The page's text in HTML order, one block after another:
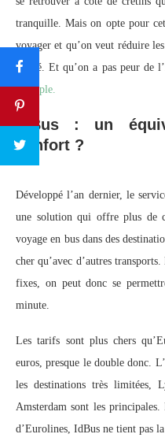
tranquille. Mais on opte pour
voyager et qu’on veut réduire
sureté. Et qu’on a pas peur de
exemple.
IdBus : un
confort ?
Développé l’an dernier, le
une solution qui offre plus de
voyage en bus dans des
cher qu’avec d’autres
fixes, on peut donc se
minute.
Les tarifs sont plus chers
euros, presque le double donc.
les destinations très
Amsterdam sont les
d’Eurolines, IdBus ne tient pas